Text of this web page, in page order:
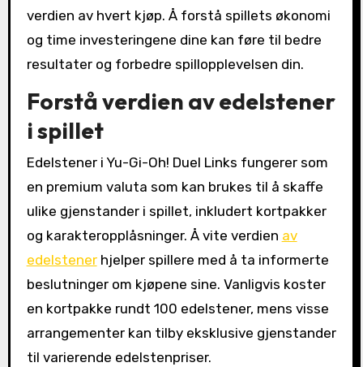
verdien av hvert kjøp. Å forstå spillets økonomi
og time investeringene dine kan føre til bedre
resultater og forbedre spillopplevelsen din.
Forstå verdien av edelstener
i spillet
Edelstener i Yu-Gi-Oh! Duel Links fungerer som
en premium valuta som kan brukes til å skaffe
ulike gjenstander i spillet, inkludert kortpakker
og karakteropplåsninger. Å vite verdien av
edelstenerhjelper spillere med å ta informerte
beslutninger om kjøpene sine. Vanligvis koster
en kortpakke rundt 100 edelstener, mens visse
arrangementer kan tilby eksklusive gjenstander
til varierende edelstenpriser.